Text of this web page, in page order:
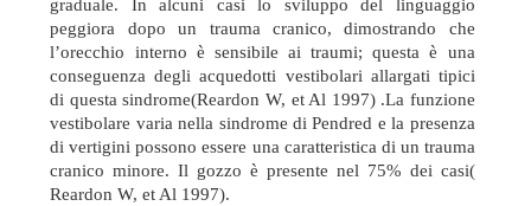
graduale. In alcuni casi lo sviluppo del linguaggio
peggiora dopo un trauma cranico, dimostrando che
l’orecchio interno è sensibile ai traumi; questa è una
conseguenza degli acquedotti vestibolari allargati tipici
di questa sindrome(Reardon W, et Al 1997) .La funzione
vestibolare varia nella sindrome di Pendred e la presenza
di vertigini possono essere una caratteristica di un trauma
cranico minore. Il gozzo è presente nel 75% dei casi(
Reardon W, et Al 1997).